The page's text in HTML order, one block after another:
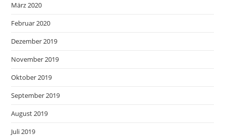
März 2020
Februar 2020
Dezember 2019
November 2019
Oktober 2019
September 2019
August 2019
Juli 2019